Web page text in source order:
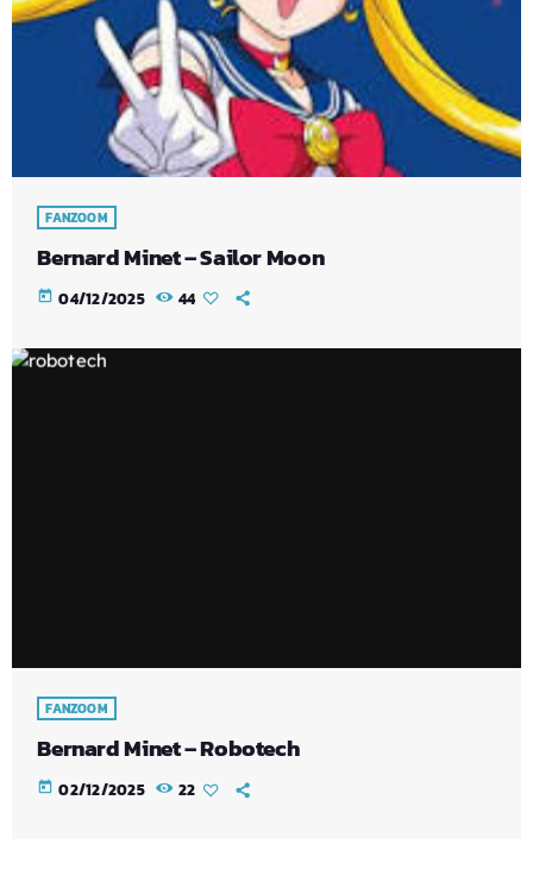
FANZOOM
Bernard Minet – Sailor Moon
today 04/12/2025 44
FANZOOM
Bernard Minet – Robotech
today 02/12/2025 22